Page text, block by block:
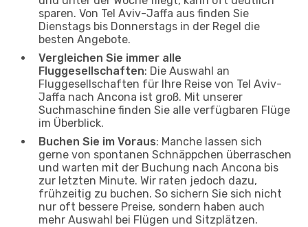
sparen. Von Tel Aviv-Jaffa aus finden Sie
Dienstags bis Donnerstags in der Regel die
besten Angebote.
Vergleichen Sie immer alle
Fluggesellschaften: Die Auswahl an
Fluggesellschaften für Ihre Reise von Tel Aviv-
Jaffa nach Ancona ist groß. Mit unserer
Suchmaschine finden Sie alle verfügbaren Flüge
im Überblick.
Buchen Sie im Voraus: Manche lassen sich
gerne von spontanen Schnäppchen überraschen
und warten mit der Buchung nach Ancona bis
zur letzten Minute. Wir raten jedoch dazu,
frühzeitig zu buchen. So sichern Sie sich nicht
nur oft bessere Preise, sondern haben auch
mehr Auswahl bei Flügen und Sitzplätzen.